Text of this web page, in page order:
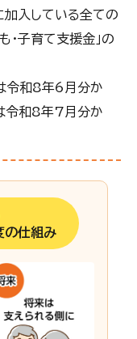
加入している全ての
・子育て支援金」の
令和8年6月分か
令和8年7月分か
の仕組み